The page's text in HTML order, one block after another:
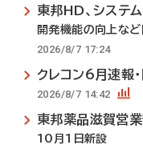
東邦HD、システ
開発機能の向上など
2026/8/7 17:24
クレコン6月速報
2026/8/7 14:42
東邦薬品滋賀営
10月1日新設